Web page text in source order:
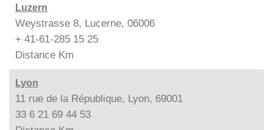
Luzern
Weystrasse 8, Lucerne, 06006
+ 41-61-285 15 25
Distance Km
Lyon
11 rue de la République, Lyon, 69001
33 6 21 69 44 53